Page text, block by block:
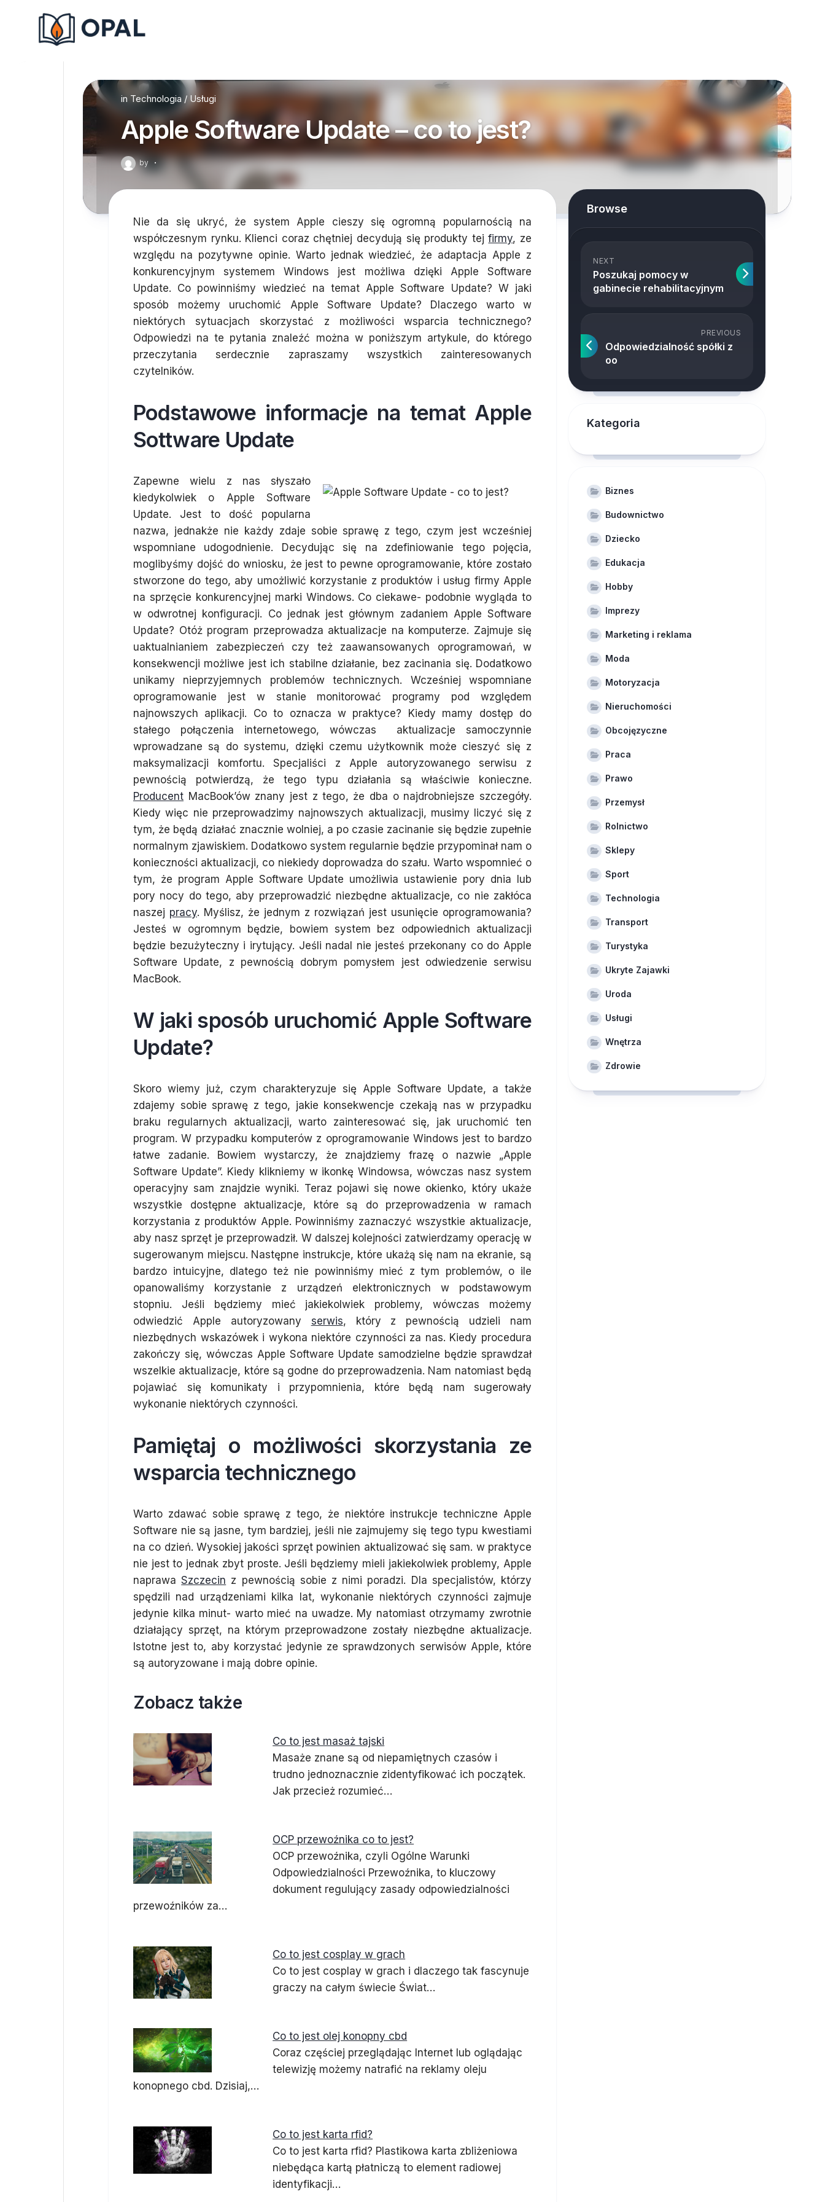
in Technologia / Usługi
Apple Software Update – co to jest?
by ·
Nie da się ukryć, że system Apple cieszy się ogromną popularnością na
współczesnym rynku. Klienci coraz chętniej decydują się produkty tejfirmy, ze
względu na pozytywne opinie. Warto jednak wiedzieć, że adaptacja Apple z
konkurencyjnym systemem Windows jest możliwa dzięki Apple Software
Update. Co powinniśmy wiedzieć na temat Apple Software Update? W jaki
sposób możemy uruchomić Apple Software Update? Dlaczego warto w
niektórych sytuacjach skorzystać z możliwości wsparcia technicznego?
Odpowiedzi na te pytania znaleźć można w poniższym artykule, do którego
przeczytania serdecznie zapraszamy wszystkich zainteresowanych
czytelników.
Podstawowe informacje na temat Apple
Sottware Update
Zapewne wielu z nas słyszało
kiedykolwiek o Apple Software
Update. Jest to dość popularna
nazwa, jednakże nie każdy zdaje sobie sprawę z tego, czym jest wcześniej
wspomniane udogodnienie. Decydując się na zdefiniowanie tego pojęcia,
moglibyśmy dojść do wniosku, że jest to pewne oprogramowanie, które zostało
stworzone do tego, aby umożliwić korzystanie z produktów i usług firmy Apple
na sprzęcie konkurencyjnej marki Windows. Co ciekawe- podobnie wygląda to
w odwrotnej konfiguracji. Co jednak jest głównym zadaniem Apple Software
Update? Otóż program przeprowadza aktualizacje na komputerze. Zajmuje się
uaktualnianiem zabezpieczeń czy też zaawansowanych oprogramowań, w
konsekwencji możliwe jest ich stabilne działanie, bez zacinania się. Dodatkowo
unikamy nieprzyjemnych problemów technicznych. Wcześniej wspomniane
oprogramowanie jest w stanie monitorować programy pod względem
najnowszych aplikacji. Co to oznacza w praktyce? Kiedy mamy dostęp do
stałego połączenia internetowego, wówczas aktualizacje samoczynnie
wprowadzane są do systemu, dzięki czemu użytkownik może cieszyć się z
maksymalizacji komfortu. Specjaliści z Apple autoryzowanego serwisu z
pewnością potwierdzą, że tego typu działania są właściwie konieczne.
Producent MacBook’ów znany jest z tego, że dba o najdrobniejsze szczegóły.
Kiedy więc nie przeprowadzimy najnowszych aktualizacji, musimy liczyć się z
tym, że będą działać znacznie wolniej, a po czasie zacinanie się będzie zupełnie
normalnym zjawiskiem. Dodatkowo system regularnie będzie przypominał nam o
konieczności aktualizacji, co niekiedy doprowadza do szału. Warto wspomnieć o
tym, że program Apple Software Update umożliwia ustawienie pory dnia lub
pory nocy do tego, aby przeprowadzić niezbędne aktualizacje, co nie zakłóca
naszej pracy. Myślisz, że jednym z rozwiązań jest usunięcie oprogramowania?
Jesteś w ogromnym będzie, bowiem system bez odpowiednich aktualizacji
będzie bezużyteczny i irytujący. Jeśli nadal nie jesteś przekonany co do Apple
Software Update, z pewnością dobrym pomysłem jest odwiedzenie serwisu
MacBook.
W jaki sposób uruchomić Apple Software
Update?
Skoro wiemy już, czym charakteryzuje się Apple Software Update, a także
zdajemy sobie sprawę z tego, jakie konsekwencje czekają nas w przypadku
braku regularnych aktualizacji, warto zainteresować się, jak uruchomić ten
program. W przypadku komputerów z oprogramowanie Windows jest to bardzo
łatwe zadanie. Bowiem wystarczy, że znajdziemy frazę o nazwie „Apple
Software Update”. Kiedy klikniemy w ikonkę Windowsa, wówczas nasz system
operacyjny sam znajdzie wyniki. Teraz pojawi się nowe okienko, który ukaże
wszystkie dostępne aktualizacje, które są do przeprowadzenia w ramach
korzystania z produktów Apple. Powinniśmy zaznaczyć wszystkie aktualizacje,
aby nasz sprzęt je przeprowadził. W dalszej kolejności zatwierdzamy operację w
sugerowanym miejscu. Następne instrukcje, które ukażą się nam na ekranie, są
bardzo intuicyjne, dlatego też nie powinniśmy mieć z tym problemów, o ile
opanowaliśmy korzystanie z urządzeń elektronicznych w podstawowym
stopniu. Jeśli będziemy mieć jakiekolwiek problemy, wówczas możemy
odwiedzić Apple autoryzowany serwis, który z pewnością udzieli nam
niezbędnych wskazówek i wykona niektóre czynności za nas. Kiedy procedura
zakończy się, wówczas Apple Software Update samodzielne będzie sprawdzał
wszelkie aktualizacje, które są godne do przeprowadzenia. Nam natomiast będą
pojawiać się komunikaty i przypomnienia, które będą nam sugerowały
wykonanie niektórych czynności.
Pamiętaj o możliwości skorzystania ze
wsparcia technicznego
Warto zdawać sobie sprawę z tego, że niektóre instrukcje techniczne Apple
Software nie są jasne, tym bardziej, jeśli nie zajmujemy się tego typu kwestiami
na co dzień. Wysokiej jakości sprzęt powinien aktualizować się sam. w praktyce
nie jest to jednak zbyt proste. Jeśli będziemy mieli jakiekolwiek problemy, Apple
naprawaSzczecin z pewnością sobie z nimi poradzi. Dla specjalistów, którzy
spędzili nad urządzeniami kilka lat, wykonanie niektórych czynności zajmuje
jedynie kilka minut- warto mieć na uwadze. My natomiast otrzymamy zwrotnie
działający sprzęt, na którym przeprowadzone zostały niezbędne aktualizacje.
Istotne jest to, aby korzystać jedynie ze sprawdzonych serwisów Apple, które
są autoryzowane i mają dobre opinie.
Zobacz także
Co to jest masaż tajski
Masaże znane są od niepamiętnych czasów i
trudno jednoznacznie zidentyfikować ich początek.
Jak przecież rozumieć…
OCP przewoźnika co to jest?
OCP przewoźnika, czyli Ogólne Warunki
Odpowiedzialności Przewoźnika, to kluczowy
dokument regulujący zasady odpowiedzialności
przewoźników za…
Co to jest cosplay w grach
Co to jest cosplay w grach i dlaczego tak fascynuje
graczy na całym świecie Świat…
Co to jest olej konopny cbd
Coraz częściej przeglądając Internet lub oglądając
telewizję możemy natrafić na reklamy oleju
konopnego cbd. Dzisiaj,…
Co to jest karta rfid?
Co to jest karta rfid? Plastikowa karta zbliżeniowa
niebędąca kartą płatniczą to element radiowej
identyfikacji…
Browse
NEXT
Poszukaj pomocy w
gabinecie rehabilitacyjnym
PREVIOUS
Odpowiedzialność spółki z
oo
Kategoria
Biznes
Budownictwo
Dziecko
Edukacja
Hobby
Imprezy
Marketing i reklama
Moda
Motoryzacja
Nieruchomości
Obcojęzyczne
Praca
Prawo
Przemysł
Rolnictwo
Sklepy
Sport
Technologia
Transport
Turystyka
Ukryte Zajawki
Uroda
Usługi
Wnętrza
Zdrowie